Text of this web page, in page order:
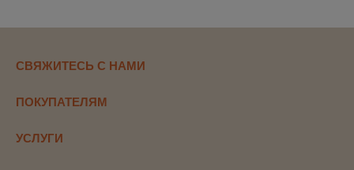
СВЯЖИТЕСЬ С НАМИ
ПОКУПАТЕЛЯМ
УСЛУГИ